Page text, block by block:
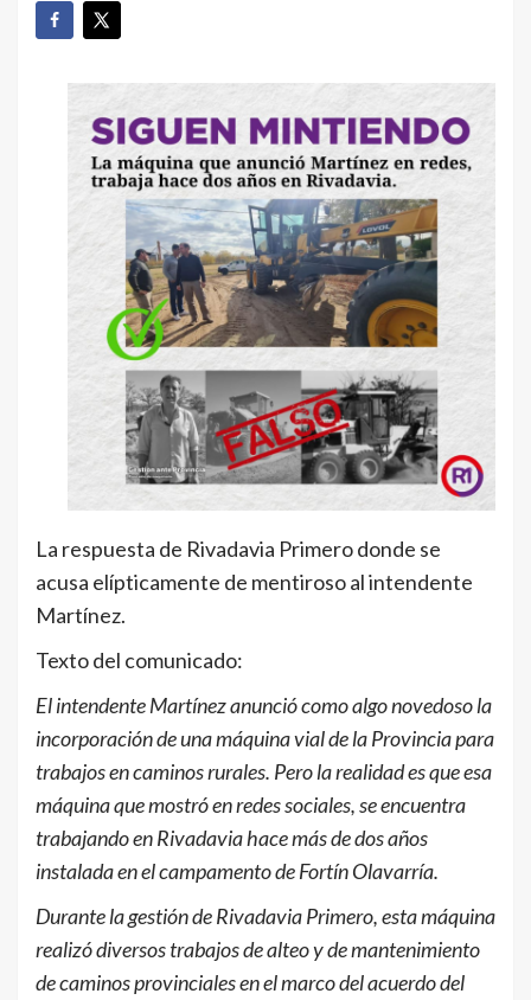
La respuesta de Rivadavia Primero donde se
acusa elípticamente de mentiroso al intendente
Martínez.
Texto del comunicado:
El intendente Martínez anunció como algo novedoso la
incorporación de una máquina vial de la Provincia para
trabajos en caminos rurales. Pero la realidad es que esa
máquina que mostró en redes sociales, se encuentra
trabajando en Rivadavia hace más de dos años
instalada en el campamento de Fortín Olavarría.
Durante la gestión de Rivadavia Primero, esta máquina
realizó diversos trabajos de alteo y de mantenimiento
de caminos provinciales en el marco del acuerdo del